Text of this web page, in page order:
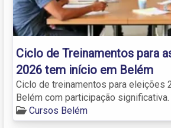
Ciclo de Treinamentos para
2026 tem início em Belém
Ciclo de treinamentos para eleições
Belém com participação significativa.
Cursos Belém